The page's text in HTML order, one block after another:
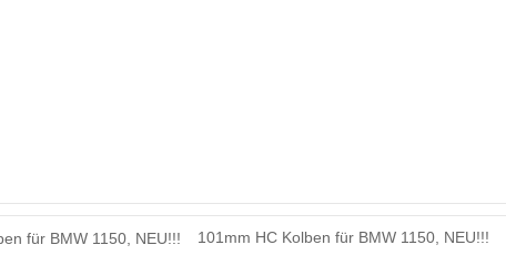
101mm HC Kolben für BMW 1150, NEU!!!